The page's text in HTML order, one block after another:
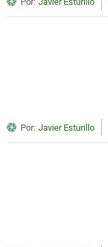
Por: Javier Esturillo